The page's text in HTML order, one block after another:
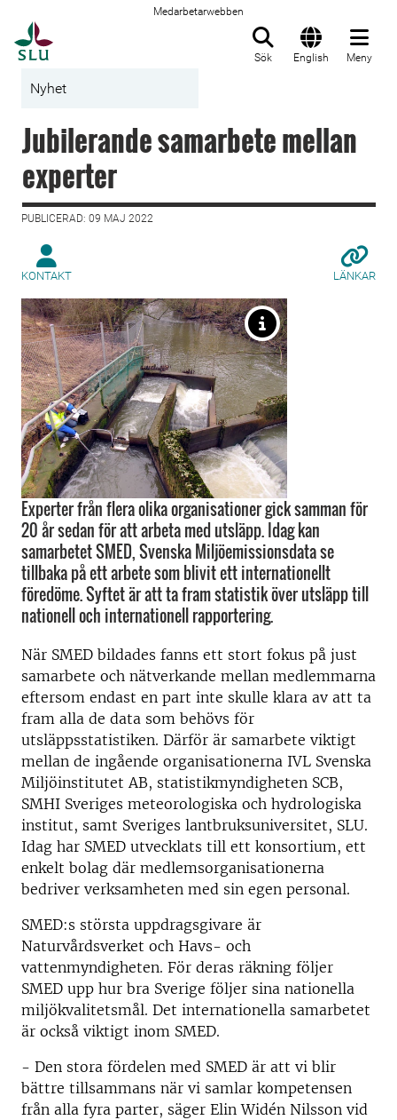
Medarbetarwebben
Sök English Meny
Nyhet
Jubilerande samarbete mellan
experter
PUBLICERAD: 09 MAJ 2022
KONTAKT LÄNKAR
Experter från flera olika organisationer gick samman för
20 år sedan för att arbeta med utsläpp. Idag kan
samarbetet SMED, Svenska Miljöemissionsdata se
tillbaka på ett arbete som blivit ett internationellt
föredöme. Syftet är att ta fram statistik över utsläpp till
nationell och internationell rapportering.
När SMED bildades fanns ett stort fokus på just
samarbete och nätverkande mellan medlemmarna
eftersom endast en part inte skulle klara av att ta
fram alla de data som behövs för
utsläppsstatistiken. Därför är samarbete viktigt
mellan de ingående organisationerna IVL Svenska
Miljöinstitutet AB, statistikmyndigheten SCB,
SMHI Sveriges meteorologiska och hydrologiska
institut, samt Sveriges lantbruksuniversitet, SLU.
Idag har SMED utvecklats till ett konsortium, ett
enkelt bolag där medlemsorganisationerna
bedriver verksamheten med sin egen personal.
SMED:s största uppdragsgivare är
Naturvårdsverket och Havs- och
vattenmyndigheten. För deras räkning följer
SMED upp hur bra Sverige följer sina nationella
miljökvalitetsmål. Det internationella samarbetet
är också viktigt inom SMED.
- Den stora fördelen med SMED är att vi blir
bättre tillsammans när vi samlar kompetensen
från alla fyra parter, säger Elin Widén Nilsson vid